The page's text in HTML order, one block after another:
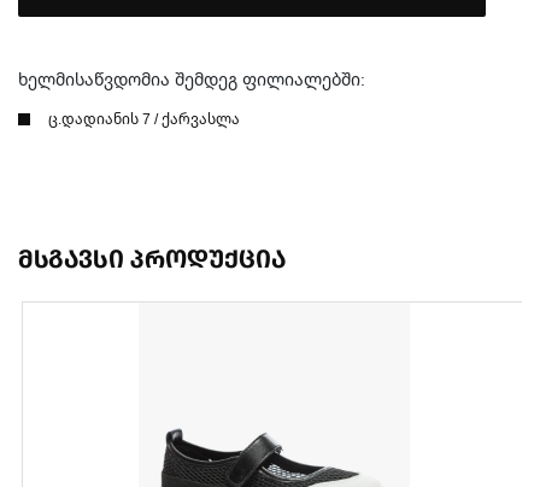
ხელმისაწვდომია შემდეგ ფილიალებში:
ც.დადიანის 7 / ქარვასლა
მსგავსი პროდუქცია